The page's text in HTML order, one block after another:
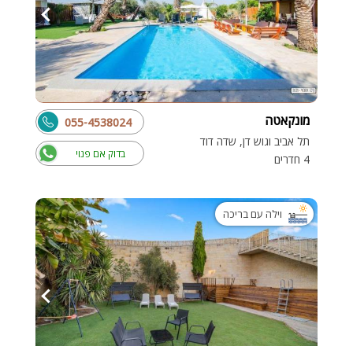
מונקאטה
תל אביב וגוש דן, שדה דוד
4 חדרים
בדוק אם פנוי
055-4538024
וילה עם בריכה